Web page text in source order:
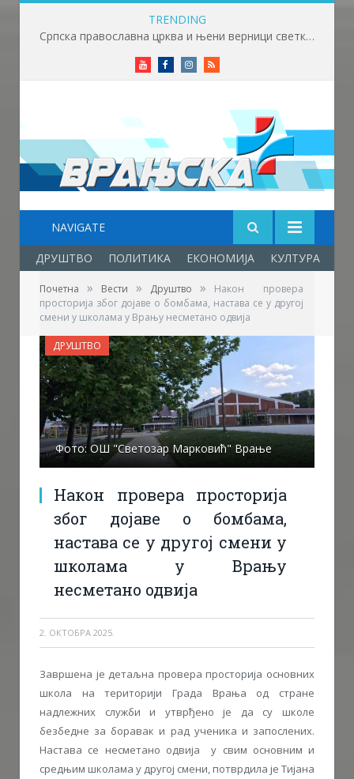
TRENDING
Српска православна црква и њени верници светкују Светог Пантелејмона
YoutubeFacebookInstagram
RSS
NAVIGATE
ДРУШТВО ПОЛИТИКА ЕКОНОМИЈА КУЛТУРА
Почетна » Вести » Друштво »
Након провера
просторија због дојаве о бомбама, настава се у другој
смени у школама у Врању несметано одвија
Фото: ОШ "Светозар Марковић" Врање
Након провера просторија
због дојаве о бомбама,
настава се у другој смени у
школама у Врању
несметано одвија
2. ОКТОБРА 2025.
ДРУШТВО
Завршена је детаљна провера просторија основних
школа на територији Града Врања од стране
надлежних служби и утврђено је да су школе
безбедне за боравак и рад ученика и запослених.
Настава се несметано одвија у свим основним и
средњим школама у другој смени, потврдила је Тијана